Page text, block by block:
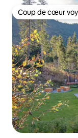
Coup de cœur
Coup de cœur